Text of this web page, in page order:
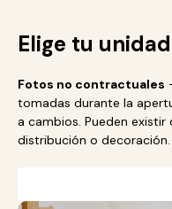
Elige tu unidad
Fotos no contractuales
tomadas durante la
a cambios. Pueden
distribución o decoración.